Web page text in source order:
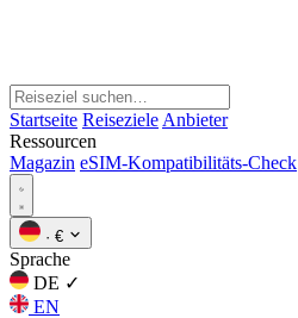
Startseite Reiseziele Anbieter
Ressourcen
Magazin eSIM-Kompatibilitäts-Check
· €
Sprache
DE ✓
EN